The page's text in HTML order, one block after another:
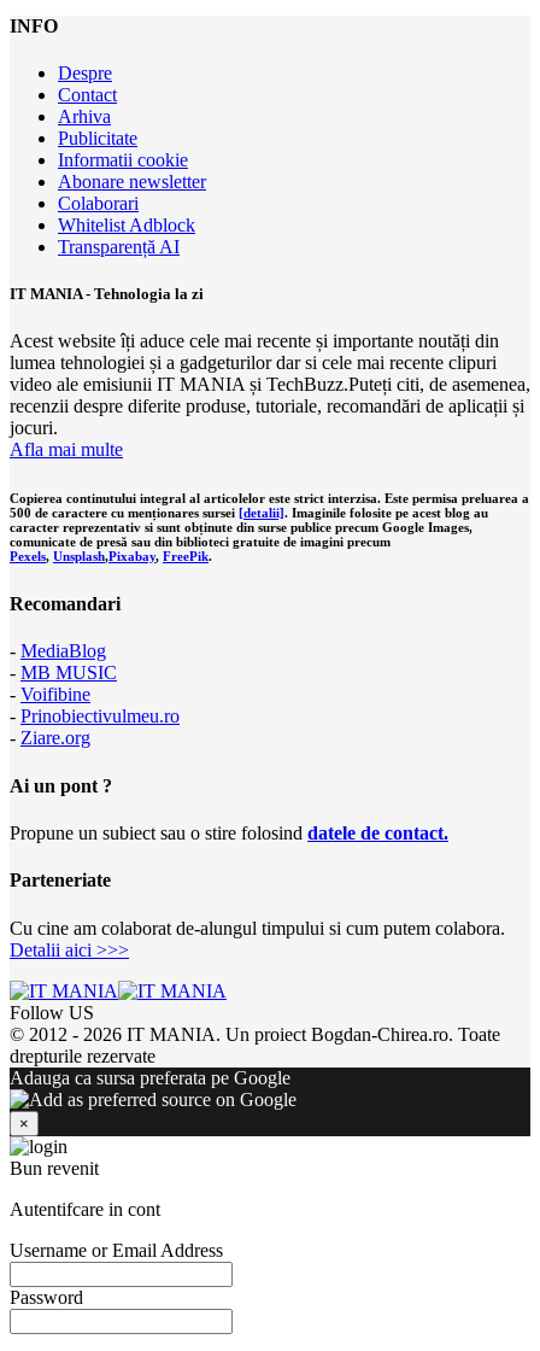
INFO
Despre
Contact
Arhiva
Publicitate
Informatii cookie
Abonare newsletter
Colaborari
Whitelist Adblock
Transparență AI
IT MANIA - Tehnologia la zi
Acest website îți aduce cele mai recente și importante noutăți din
lumea tehnologiei și a gadgeturilor dar si cele mai recente clipuri
video ale emisiunii IT MANIA și TechBuzz.Puteți citi, de asemenea,
recenzii despre diferite produse, tutoriale, recomandări de aplicații și
jocuri.
Afla mai multe
Copierea continutului integral al articolelor este strict interzisa. Este permisa preluarea a
500 de caractere cu menționares sursei [detalii]. Imaginile folosite pe acest blog au
caracter reprezentativ si sunt obținute din surse publice precum Google Images,
comunicate de presă sau din biblioteci gratuite de imagini precum
Pexels, Unsplash,Pixabay, FreePik.
Recomandari
- MediaBlog
- MB MUSIC
- Voifibine
- Prinobiectivulmeu.ro
- Ziare.org
Ai un pont ?
Propune un subiect sau o stire folosind datele de contact.
Parteneriate
Cu cine am colaborat de-alungul timpului si cum putem colabora.
Detalii aici >>>
Follow US
© 2012 - 2026 IT MANIA. Un proiect Bogdan-Chirea.ro. Toate
drepturile rezervate
Adauga ca sursa preferata pe Google
×
Bun revenit
Autentifcare in cont
Username or Email Address
Password